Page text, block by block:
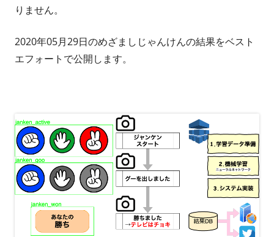
りません。
2020年05月29日のめざましじゃんけんの結果をベスト
エフォートで公開します。